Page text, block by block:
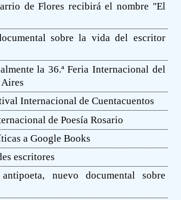
de Flores recibirá el nombre ''El
sobre la vida del escritor
la 36.ª Feria Internacional del
Internacional de Cuentacuentos
de Poesía Rosario
a Google Books
escritores
nuevo documental sobre